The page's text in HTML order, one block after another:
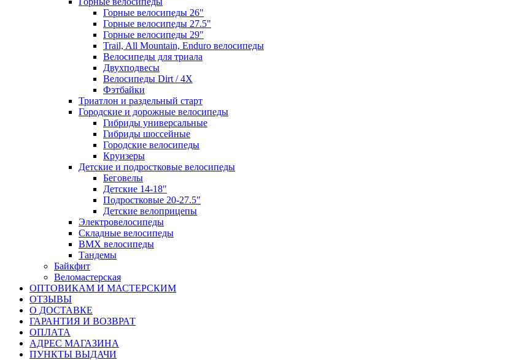
Горные велосипеды 26"
Горные велосипеды 27.5"
Горные велосипеды 29"
Trail, All Mountain, Enduro велосипеды
Велосипеды для триала
Двухподвесы
Велосипеды Dirt / 4X
Фэтбайки
Триатлон и раздельный старт
Городские и дорожные велосипеды
Гибриды универсальные
Гибриды шоссейные
Городские велосипеды
Круизеры
Детские и подростковые велосипеды
Беговелы
Детские 14-18"
Подростковые 20-27.5"
Детские велоприцепы
Электровелосипеды
Складные велосипеды
BMX велосипеды
Тандемы
Байкфит
Веломастерская
ОПТОВИКАМ И МАСТЕРСКИМ
ОТЗЫВЫ
О ДОСТАВКЕ
ГАРАНТИЯ И ВОЗВРАТ
ОПЛАТА
АДРЕС МАГАЗИНА
ПУНКТЫ ВЫДАЧИ